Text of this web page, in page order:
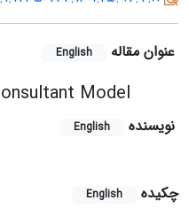
عنوان مقاله English
Model
نویسنده English
چکیده
English